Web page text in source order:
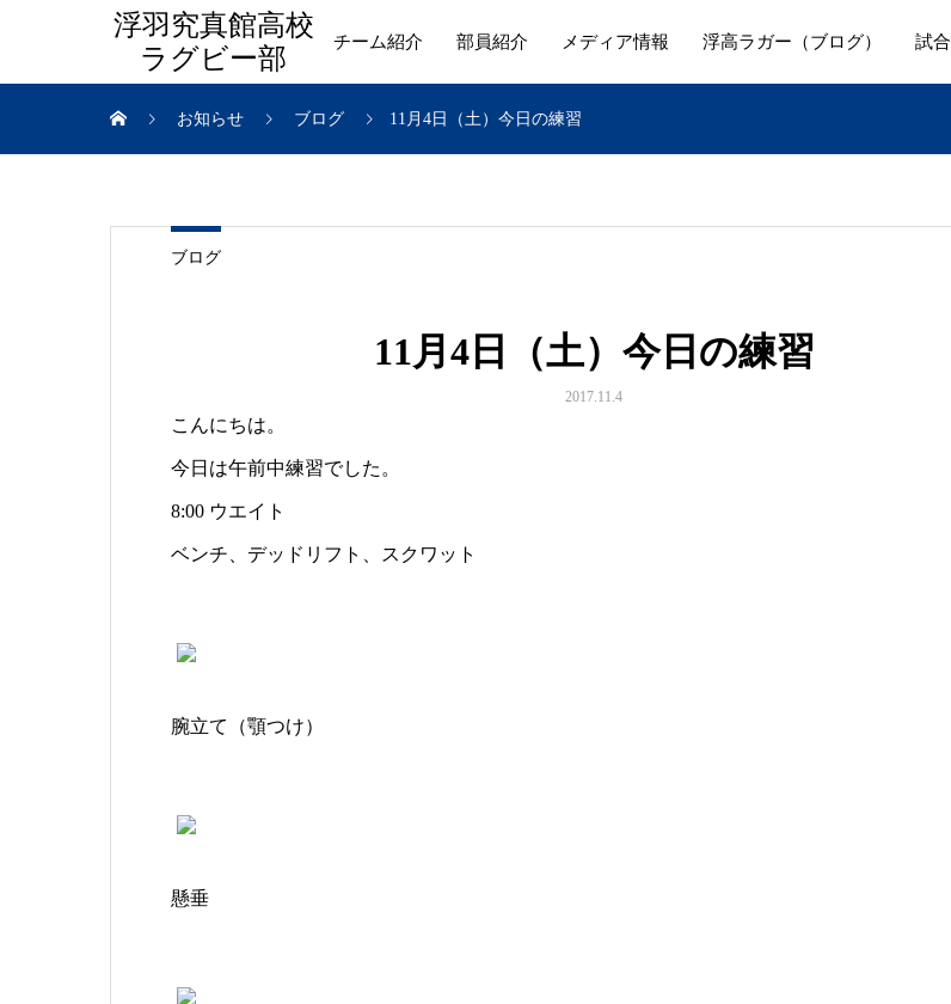
浮羽究真館高校
ラグビー部
チーム紹介 部員紹介 メディア情報 浮高ラガー（ブログ） 試
お知らせ ブログ 11月4日（土）今日の練習
ブログ
11月4日（土）今日の練習
2017.11.4
こんにちは。
今日は午前中練習でした。
8:00 ウエイト
ベンチ、デッドリフト、スクワット
腕立て（顎つけ）
懸垂